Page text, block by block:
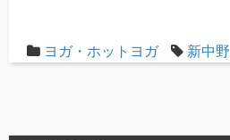
ヨガ・ホットヨガ 新中野